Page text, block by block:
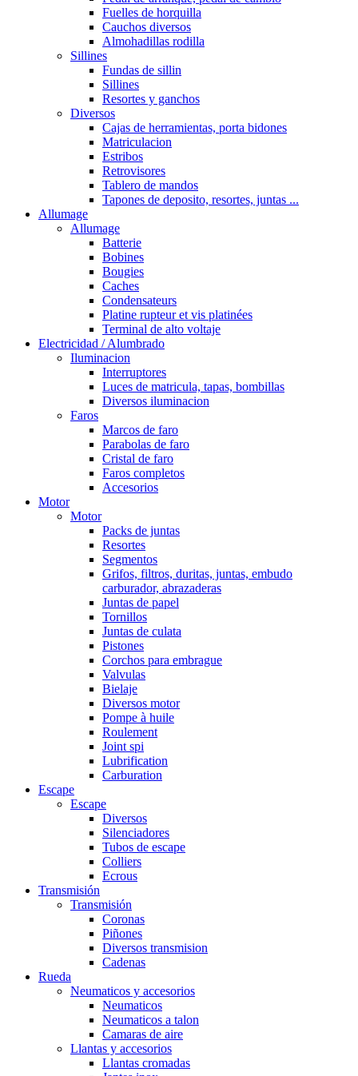
Fuelles de horquilla
Cauchos diversos
Almohadillas rodilla
Sillines
Fundas de sillin
Sillines
Resortes y ganchos
Diversos
Cajas de herramientas, porta bidones
Matriculacion
Estribos
Retrovisores
Tablero de mandos
Tapones de deposito, resortes, juntas ...
Allumage
Allumage
Batterie
Bobines
Bougies
Caches
Condensateurs
Platine rupteur et vis platinées
Terminal de alto voltaje
Electricidad / Alumbrado
Iluminacion
Interruptores
Luces de matricula, tapas, bombillas
Diversos iluminacion
Faros
Marcos de faro
Parabolas de faro
Cristal de faro
Faros completos
Accesorios
Motor
Motor
Packs de juntas
Resortes
Segmentos
Grifos, filtros, duritas, juntas, embudo
carburador, abrazaderas
Juntas de papel
Tornillos
Juntas de culata
Pistones
Corchos para embrague
Valvulas
Bielaje
Diversos motor
Pompe à huile
Roulement
Joint spi
Lubrification
Carburation
Escape
Escape
Diversos
Silenciadores
Tubos de escape
Colliers
Ecrous
Transmisión
Transmisión
Coronas
Piñones
Diversos transmision
Cadenas
Rueda
Neumaticos y accesorios
Neumaticos
Neumaticos a talon
Camaras de aire
Llantas y accesorios
Llantas cromadas